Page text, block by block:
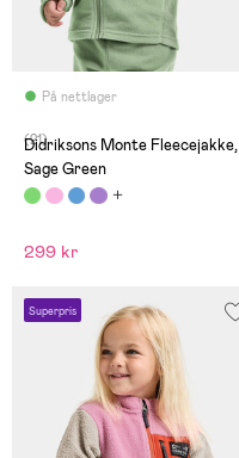
På nettlager
(21)
Didriksons Monte Fleecejakke,
Sage Green
299 kr
Superpris